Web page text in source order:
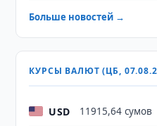
Больше новостей →
КУРСЫ ВАЛЮТ (ЦБ,
USD 11915,64 сумов